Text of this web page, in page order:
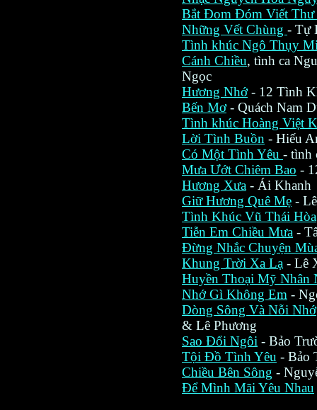
Bắt Ðom Ðóm Viết
Những Vết Chùng - Tự
Tình khúc Ngô Thụy
Cánh Chiều, tình ca
Ngọc
Hương Nhớ- 12 Tình
Bến Mơ- Quách Nam
Tình khúc Hoàng Việt
Lời Tình Buồn - Hiếu
Có Một Tình Yêu - tình
Mưa Ướt Chiêm Bao -
Hương Xưa - Ái Khanh
Giữ Hương Quê Mẹ -
Tình Khúc Vũ Thái Hòa
Tiễn Em Chiều Mưa -
Ðừng Nhắc Chuyện
Khung Trời Xa Lạ - Lê
Huyền Thoại Mỹ Nhân
Nhớ Gì Không Em -
Dòng Sông Và Nỗi Nhớ
& Lê Phương
Sao Ðổi Ngôi - Bảo
Tội Ðồ Tình Yêu - Bảo
Chiều Bên Sông -
Ðể Mình Mãi Yêu Nhau